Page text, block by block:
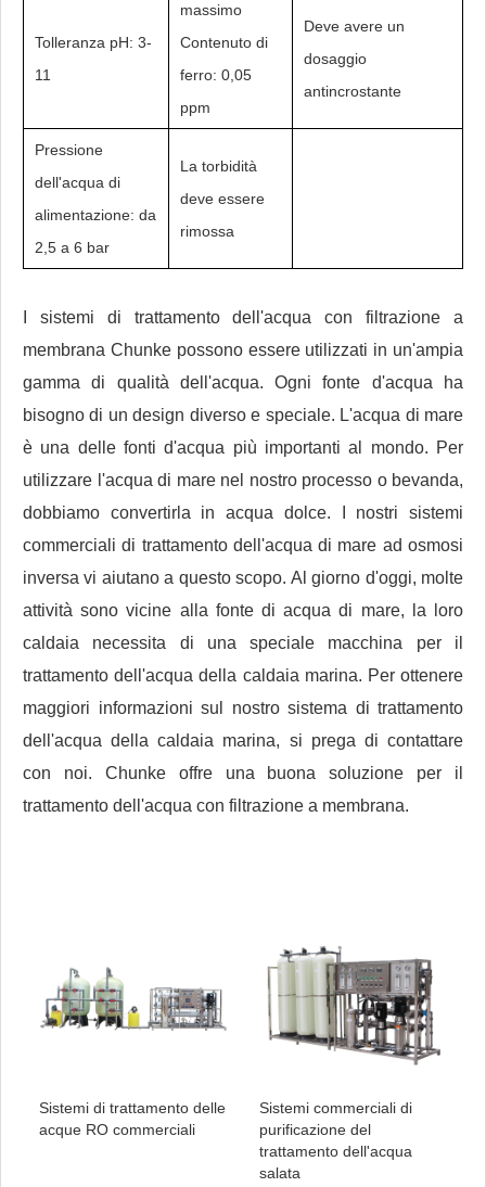
Tolleranza pH: 3-
11
massimo
Contenuto di
ferro: 0,05
ppm
Deve avere un
dosaggio
antincrostante
Pressione
dell'acqua di
alimentazione: da
2,5 a 6 bar
La torbidità
deve essere
rimossa
I sistemi di trattamento dell'acqua con filtrazione a
membrana Chunke possono essere utilizzati in un'ampia
gamma di qualità dell'acqua. Ogni fonte d'acqua ha
bisogno di un design diverso e speciale. L'acqua di mare
è una delle fonti d'acqua più importanti al mondo. Per
utilizzare l'acqua di mare nel nostro processo o bevanda,
dobbiamo convertirla in acqua dolce. I nostri sistemi
commerciali di trattamento dell'acqua di mare ad osmosi
inversa vi aiutano a questo scopo. Al giorno d'oggi, molte
attività sono vicine alla fonte di acqua di mare, la loro
caldaia necessita di una speciale macchina per il
trattamento dell'acqua della caldaia marina. Per ottenere
maggiori informazioni sul nostro sistema di trattamento
dell'acqua della caldaia marina, si prega di contattare
con noi. Chunke offre una buona soluzione per il
trattamento dell'acqua con filtrazione a membrana.
Sistemi di trattamento delle
acque RO commerciali
Sistemi commerciali di
purificazione del
trattamento dell'acqua
salata